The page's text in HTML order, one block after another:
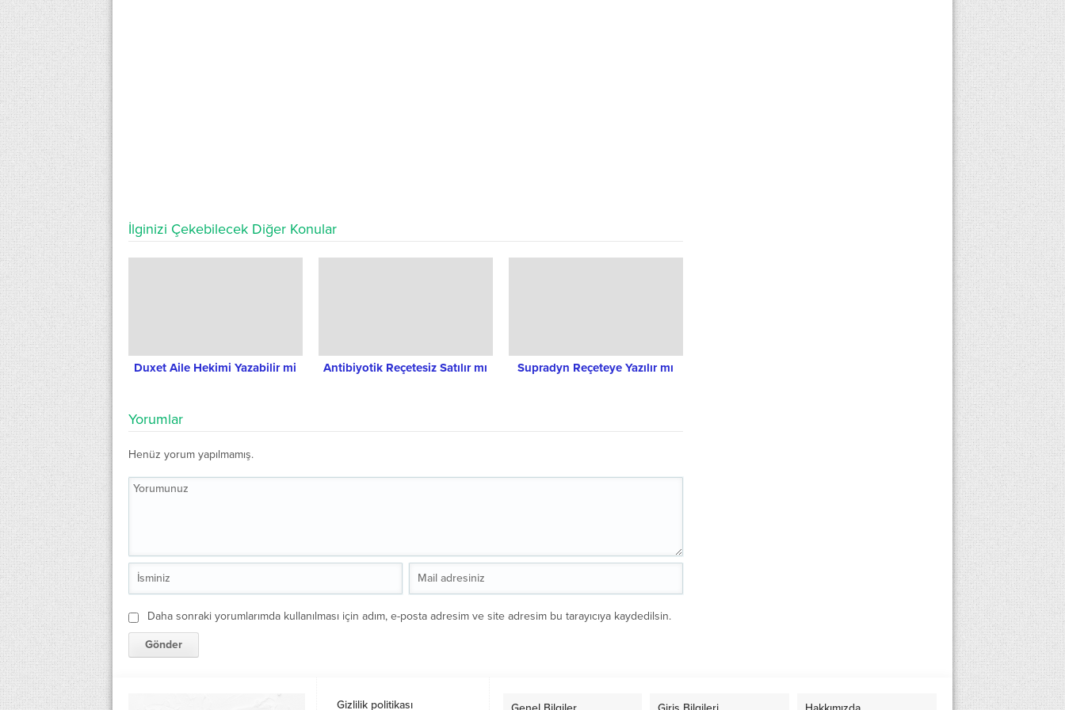
İlginizi Çekebilecek Diğer Konular
Duxet Aile Hekimi Yazabilir mi Antibiyotik Reçetesiz Satılır mı Supradyn Reçeteye Yazılır mı
Yorumlar
Henüz yorum yapılmamış.
Daha sonraki yorumlarımda kullanılması için adım, e-posta adresim ve site adresim bu tarayıcıya kaydedilsin.
Gizlilik politikası